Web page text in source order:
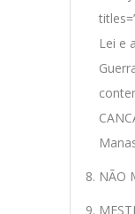
Lei e
NÃO